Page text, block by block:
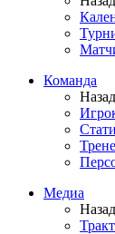
Команда
Назад
Медиа
Назад